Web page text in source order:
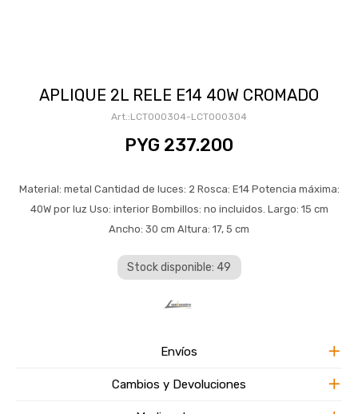
APLIQUE 2L RELE E14 40W CROMADO
LCT000304-LCT000304
PYG 237.200
Material: metal Cantidad de luces: 2 Rosca: E14 Potencia máxima:
40W por luz Uso: interior Bombillos: no incluidos. Largo: 15 cm
Ancho: 30 cm Altura: 17, 5 cm
Stock disponible: 49
Envíos
Cambios y Devoluciones